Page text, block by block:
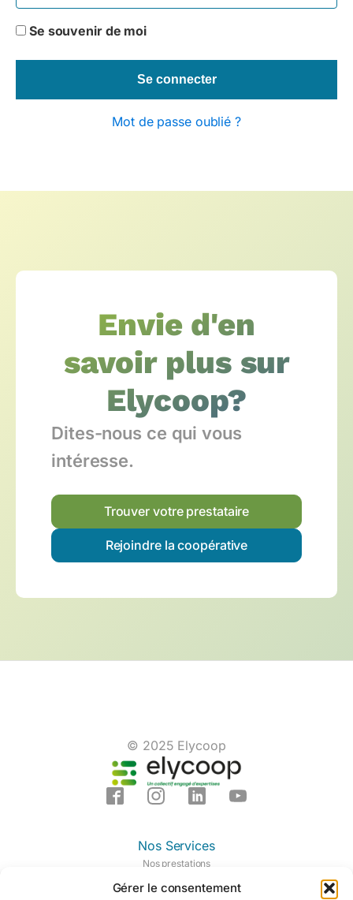
Gérer le consentement
Se souvenir de moi
Mot de passe oublié ?
Envie d'en
savoir plus sur
Elycoop?
Dites-nous ce qui vous
intéresse.
Trouver votre prestataire
Rejoindre la coopérative
© 2025 Elycoop
Nos Services
Nos prestations
Notre centre de formation